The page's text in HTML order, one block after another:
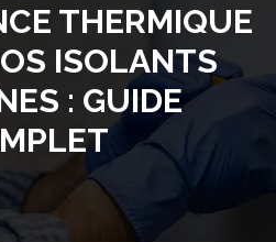
THERMIQUE
ISOLANTS
: GUIDE